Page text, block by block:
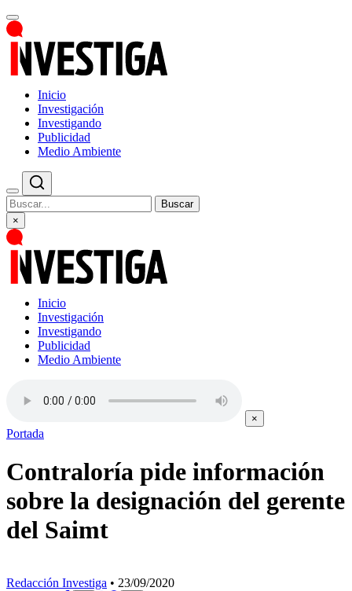
Inicio
Investigación
Investigando
Publicidad
Medio Ambiente
Buscar
×
Inicio
Investigación
Investigando
Publicidad
Medio Ambiente
×
Portada
Contraloría pide información
sobre la designación del gerente
del Saimt
Redacción Investiga • 23/09/2020